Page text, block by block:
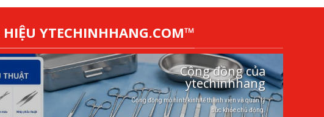
YTECHINHHANG.COM™
Cộng đồng của
ytechinhhang
Cộng đồng mô hình kinh tế thành viên và quản lý
sức khỏe chủ động.